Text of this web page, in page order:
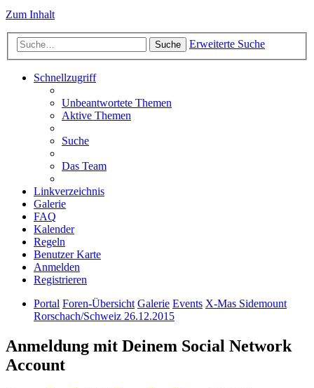
Zum Inhalt
Suche Erweiterte Suche
Schnellzugriff
Unbeantwortete Themen
Aktive Themen
Suche
Das Team
Linkverzeichnis
Galerie
FAQ
Kalender
Regeln
Benutzer Karte
Anmelden
Registrieren
Portal Foren-Übersicht Galerie Events X-Mas Sidemount
Rorschach/Schweiz 26.12.2015
Anmeldung mit Deinem Social Network
Account